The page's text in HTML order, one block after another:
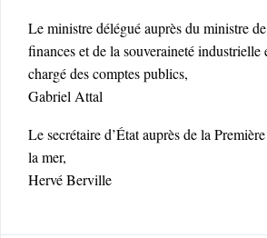
Le ministre délégué auprès du ministre
finances et de la souveraineté industrielle
chargé des comptes publics,
Gabriel Attal
Le secrétaire d’État auprès de la
la mer,
Hervé Berville